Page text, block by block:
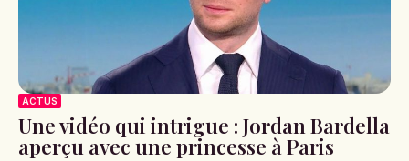
ACTUS
Une vidéo qui intrigue : Jordan Bardella
aperçu avec une princesse à Paris